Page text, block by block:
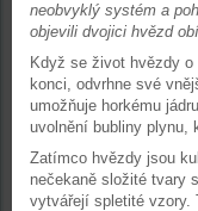
neobvyklý systém a
objevili dvojici hvězd
Když se život hvězdy
konci, odvrhne své
umožňuje horkému
uvolnění bubliny plynu,
Zatímco hvězdy jsou
nečekaně složité tvary
vytvářejí spletité vzory.